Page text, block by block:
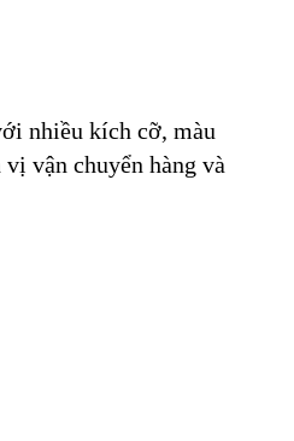
nhiều kích cỡ, màu
vận chuyển hàng và